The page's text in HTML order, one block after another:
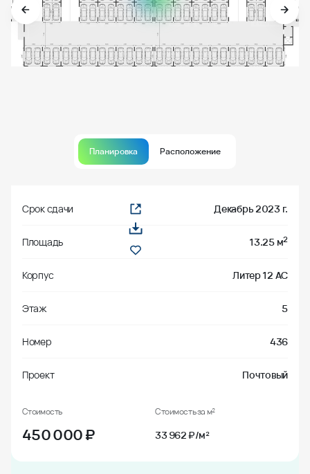
Планировка Расположение
Срок сдачи Декабрь 2023 г.
Площадь 13.25 м2
Корпус Литер 12 АС
Этаж 5
Номер 436
Проект Почтовый
Стоимость
450 000₽
Стоимость за м²
33 962 ₽/м²